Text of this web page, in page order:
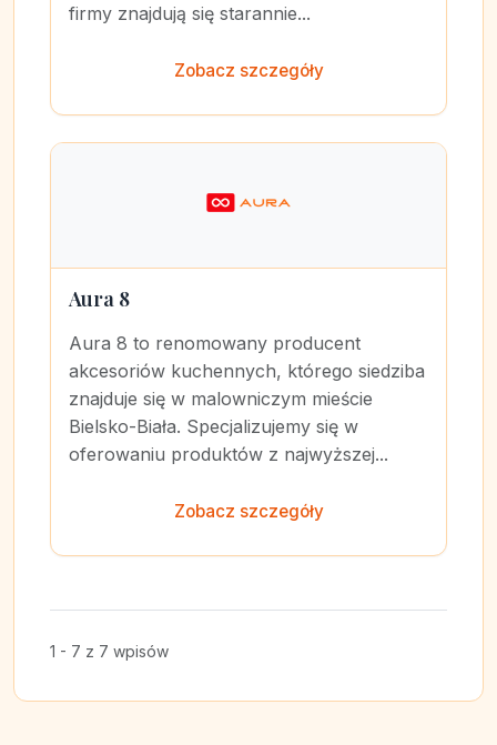
firmy znajdują się starannie...
Zobacz szczegóły
Aura 8
Aura 8 to renomowany producent
akcesoriów kuchennych, którego siedziba
znajduje się w malowniczym mieście
Bielsko-Biała. Specjalizujemy się w
oferowaniu produktów z najwyższej...
Zobacz szczegóły
1 - 7 z 7 wpisów